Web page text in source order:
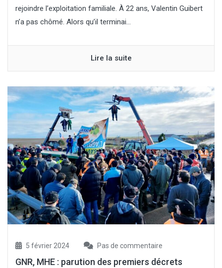
rejoindre l’exploitation familiale. À 22 ans, Valentin Guibert
n’a pas chômé. Alors qu’il terminai...
Lire la suite
5 février 2024 Pas de commentaire
GNR, MHE : parution des premiers décrets